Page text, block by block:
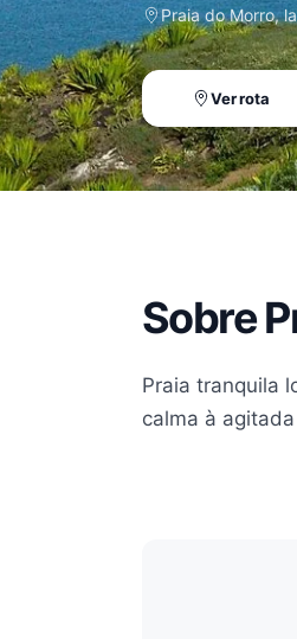
Praia do Morro,
Ver rota
Sobre
Praia tranquila
calma à